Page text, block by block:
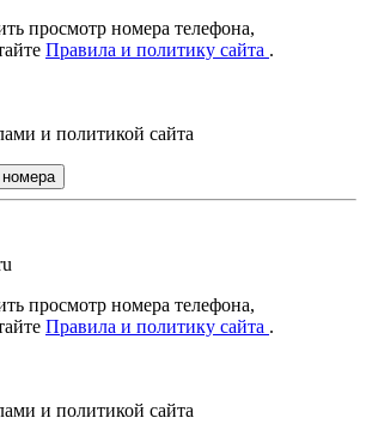
просмотр номера телефона,
Правила и политику сайта .
и политикой сайта
просмотр номера телефона,
Правила и политику сайта .
и политикой сайта